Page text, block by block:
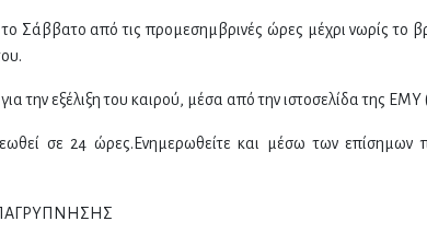
Σάββατο από τις προμεσημβρινές ώρες μέχρι νωρίς το
για την εξέλιξη του καιρού, μέσα από την ιστοσελίδα της
σε 24 ώρες.Ενημερωθείτε και μέσω των επίσημων